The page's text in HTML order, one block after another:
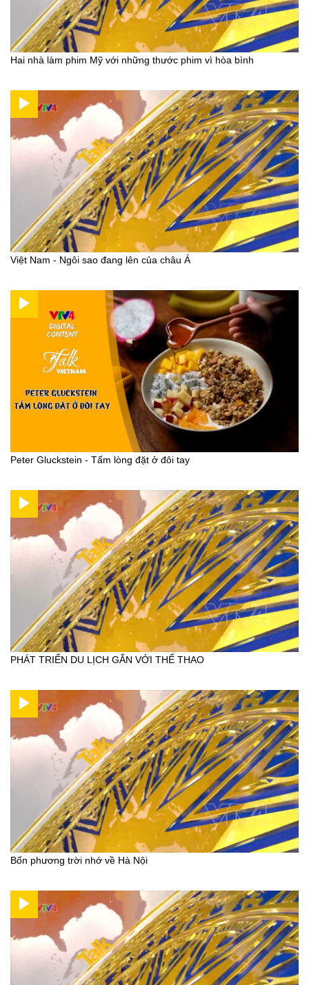
Hai nhà làm phim Mỹ với những thước phim vì hòa bình
Việt Nam - Ngôi sao đang lên của châu Á
Peter Gluckstein - Tấm lòng đặt ở đôi tay
PHÁT TRIỂN DU LỊCH GẮN VỚI THỂ THAO
Bốn phương trời nhớ về Hà Nội